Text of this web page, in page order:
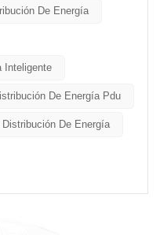
y mejorar la eficiencia
y eficiente, lo que
centro de datos brindan
fuentes de energía
energía especificados.
y mejorar el
De Energía
Inteligente
De Energía Pdu
De Energía